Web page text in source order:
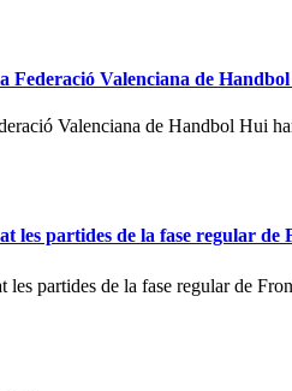
Federació Valenciana de
Valenciana de Handbol Hui
partides de la fase regular de
partides de la fase regular de